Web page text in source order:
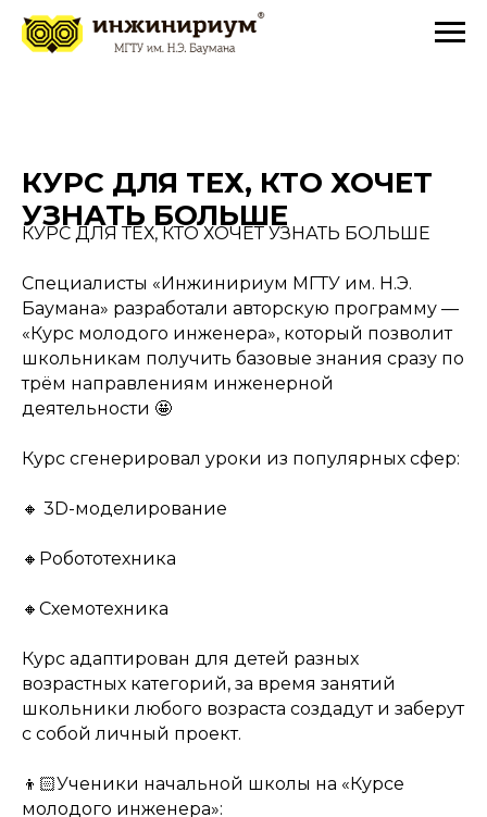
КУРС ДЛЯ ТЕХ, КТО ХОЧЕТ
УЗНАТЬ БОЛЬШЕ
КУРС ДЛЯ ТЕХ, КТО ХОЧЕТ УЗНАТЬ БОЛЬШЕ
Специалисты «Инжинириум МГТУ им. Н.Э.
Баумана» разработали авторскую программу —
«Курс молодого инженера», который позволит
школьникам получить базовые знания сразу по
трём направлениям инженерной
деятельности 🤩
Курс сгенерировал уроки из популярных сфер:
🔸 3D-моделирование
🔸Робототехника
🔸Схемотехника
Курс адаптирован для детей разных
возрастных категорий, за время занятий
школьники любого возраста создадут и заберут
с собой личный проект.
👦🏻Ученики начальной школы на «Курсе
молодого инженера»: